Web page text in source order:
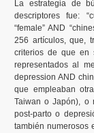
La estrategia de
descriptores fue:
“female” AND
256 artículos, que,
criterios de que en
representados al
depression AND
que empleaban
Taiwan o Japón), o
post-parto o
también numerosos